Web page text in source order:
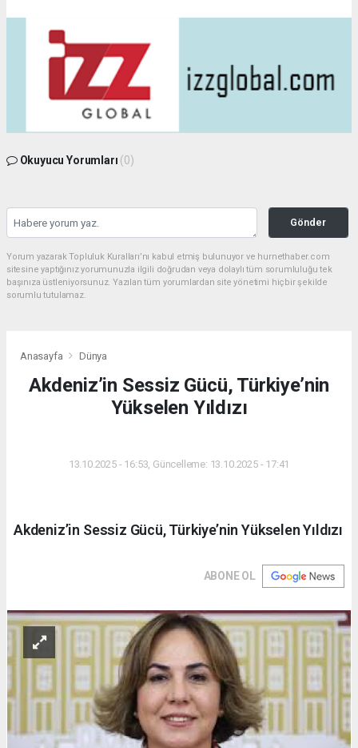
Okuyucu Yorumları (0)
Gönder
Yorum yazarak Topluluk Kuralları’nı kabul etmiş bulunuyor ve hurnethaber.com
sitesine yaptığınız yorumunuzla ilgili doğrudan veya dolaylı tüm sorumluluğu tek
başınıza üstleniyorsunuz. Yazılan tüm yorumlardan site yönetimi hiçbir şekilde
sorumlu tutulamaz.
Anasayfa Dünya
Akdeniz’in Sessiz Gücü, Türkiye’nin
Yükselen Yıldızı
13.10.2025 - 16:53, Güncelleme: 13.10.2025 - 17:41
Akdeniz’in Sessiz Gücü, Türkiye’nin Yükselen Yıldızı
ABONE OL